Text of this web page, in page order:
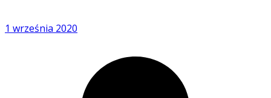
1 września 2020